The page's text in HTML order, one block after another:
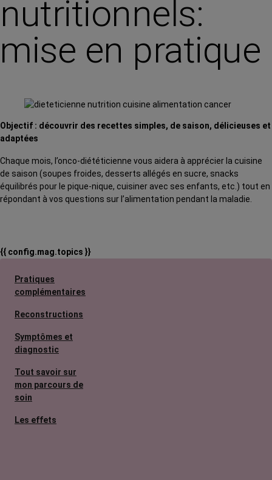
nutritionnels:
mise en pratique
Objectif : découvrir des recettes simples, de saison, délicieuses et
adaptées
Chaque mois, l’onco-diététicienne vous aidera à apprécier la cuisine
de saison (soupes froides, desserts allégés en sucre, snacks
équilibrés pour le pique-nique, cuisiner avec ses enfants, etc.) tout en
répondant à vos questions sur l’alimentation pendant la maladie.
{{ config.mag.topics }}
Pratiques
complémentaires
Reconstructions
Symptômes et
diagnostic
Tout savoir sur
mon parcours de
soin
Les effets